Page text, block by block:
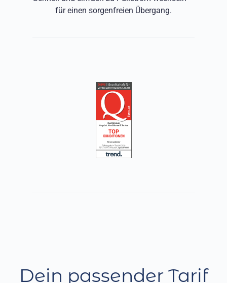
für einen sorgenfreien Übergang.
Dein passender Tarif